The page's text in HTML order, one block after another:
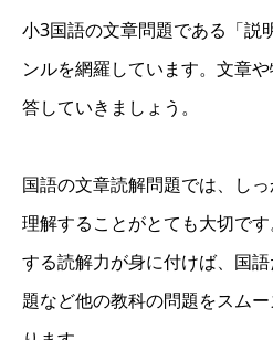
小3国語の文章問題である「説
ンルを網羅しています。文章
答していきましょう。
国語の文章読解問題では、し
理解することがとても大切で
する読解力が身に付けば、国
題など他の教科の問題をスム